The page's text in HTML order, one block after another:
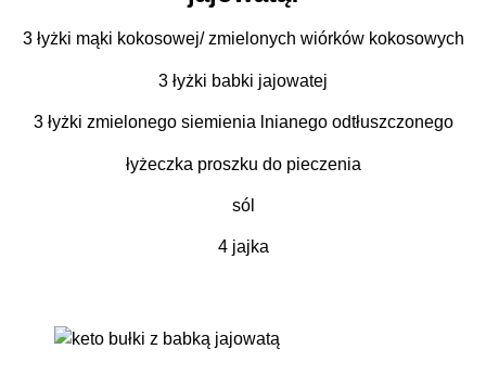
3 łyżki mąki kokosowej/ zmielonych wiórków kokosowych
3 łyżki babki jajowatej
3 łyżki zmielonego siemienia lnianego odtłuszczonego
łyżeczka proszku do pieczenia
sól
4 jajka